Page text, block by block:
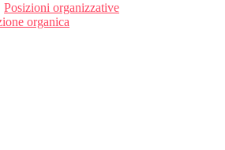
Posizioni organizzative
organica